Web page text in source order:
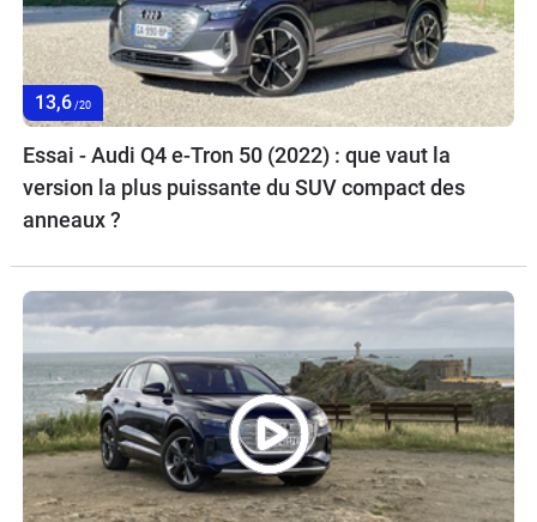
13,6 /20
Essai - Audi Q4 e-Tron 50 (2022) : que vaut la
version la plus puissante du SUV compact des
anneaux ?